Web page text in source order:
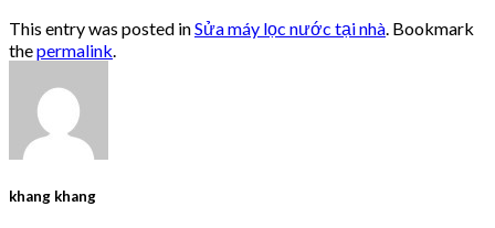
This entry was posted inSửa máy lọc nước tại nhà . Bookmark
thepermalink
khang khang